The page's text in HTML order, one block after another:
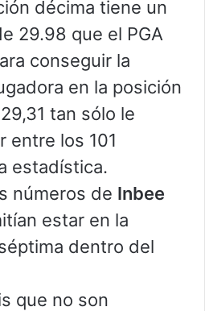
décima tiene un
29.98 que el PGA
conseguir la
en la posición
tan sólo le
entre los 101
estadística.
números de Inbee
estar en la
dentro del
que no son